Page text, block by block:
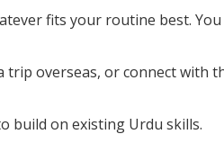
fits your routine best. You
overseas, or connect with
build on existing Urdu skills.